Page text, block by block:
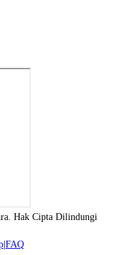
Hak Cipta Dilindungi
|FAQ